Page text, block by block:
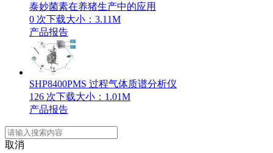
泰妙菌素在养猪生产中的应用
0 次下载大小：3.11M
产品报告
SHP8400PMS 过程气体质谱分析仪
126 次下载大小：1.01M
产品报告
取消